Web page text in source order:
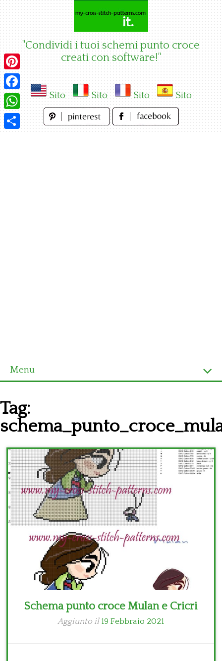
"Condividi i tuoi schemi punto croce
creati con software!"
Sito Sito Sito Sito
Menu
Ultimi schemi
Alfabeto
Bambini
Disney
Thun
Tag:
Schema punto croce Mulan e Cricri
Aggiunto il 19 Febbraio 2021
Pinterest
Facebook
WhatsApp